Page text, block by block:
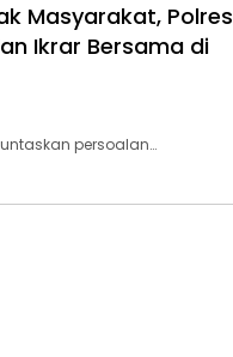
Masyarakat, Polres
Ikrar Bersama di
persoalan…